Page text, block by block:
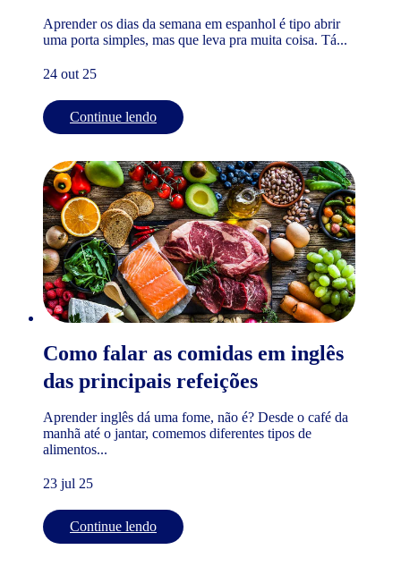
Aprender os dias da semana em espanhol é tipo abrir
uma porta simples, mas que leva pra muita coisa. Tá...
24 out 25
Continue lendo
Como falar as comidas em inglês
das principais refeições
Aprender inglês dá uma fome, não é? Desde o café da
manhã até o jantar, comemos diferentes tipos de
alimentos...
23 jul 25
Continue lendo